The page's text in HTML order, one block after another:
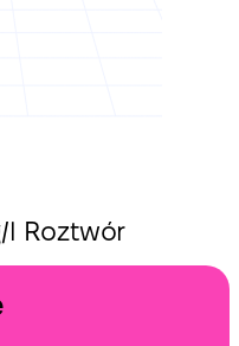
l Roztwór